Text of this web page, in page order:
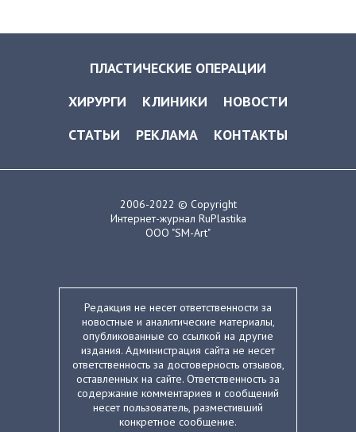
ПЛАСТИЧЕСКИЕ ОПЕРАЦИИ
ХИРУРГИ
КЛИНИКИ
НОВОСТИ
СТАТЬИ
РЕКЛАМА КОНТАКТЫ
2006-2022 © Copyright
Интернет-журнал RuPlastika
ООО "SM-Art"
Редакция не несет ответственности за
новостные и аналитические материалы,
опубликованные со ссылкой на другие
издания. Администрация сайта не несет
ответственность за достоверность отзывов,
оставленных на сайте. Ответственность за
содержание комментариев и сообщений
несет пользователь, разместивший
конкретное сообщение.